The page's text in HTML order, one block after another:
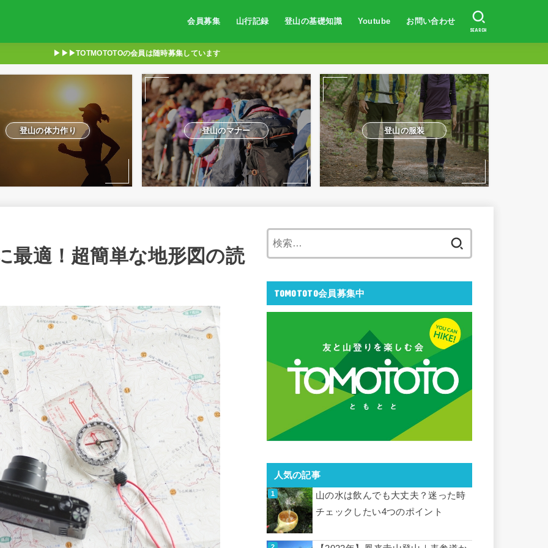
会員募集 山行記録 登山の基礎知識
登山初心者向け
登山の服装・持ち物
山の歩き方
防水対策
トレーニング方法
山岳事故・遭難対策
体験談
Youtube
登山初心者向け
富士山に登りたい人へ
登山での体験談
山の登り方
登山の服装
地図の読み方
日焼け対策
登山の体力作り
山岳遭難事故対策
お問い合わせ
SEARCH
▶︎▶︎▶︎TOTMOTOTOの会員は随時募集しています
登山の体力作り 登山のマナー 登山の服装
最適！超簡単な地形図の読
TOMOTOTO会員募集中
人気の記事
山の水は飲んでも大丈夫？迷った時
チェックしたい4つのポイント